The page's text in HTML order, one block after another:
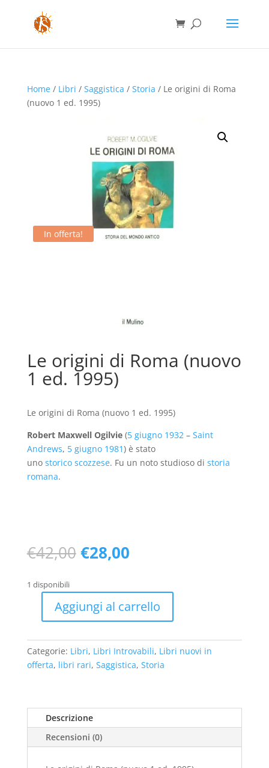
Home/ Libri / Saggistica / Storia / Le origini di Roma
(nuovo 1 ed. 1995)
In offerta!
Le origini di Roma (nuovo
1 ed. 1995)
Le origini di Roma (nuovo 1 ed. 1995)
Robert Maxwell Ogilvie(5 giugno 1932– Saint
Andrews, 5 giugno 1981) è stato
uno storico scozzese. Fu un noto studioso di storia
romana.
€42,00 Il
prezzo
era:
€42,00.
€28,00Il
è:
€28,00.
1 disponibili
di
Roma
(nuovo
1995)
quantità
Aggiungi al carrello
Categorie: Libri, Libri Introvabili, Libri nuovi in
offerta, libri rari, Saggistica, Storia
Descrizione
Recensioni (0)